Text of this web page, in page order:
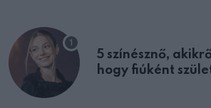
5 színésznő,
hogy fiúként